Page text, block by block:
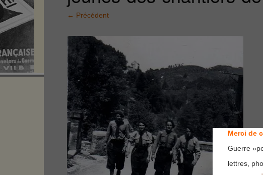
← Précédent
Merci de
Guerre
lettres,